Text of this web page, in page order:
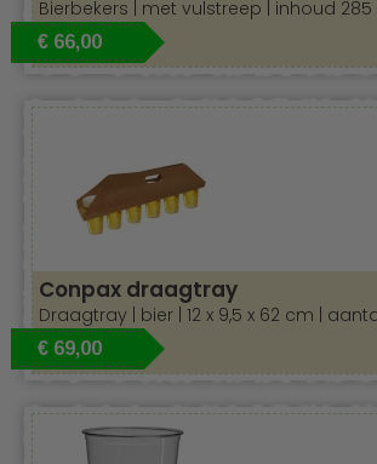
evenementen
Hygiënisch en eenvoudig weg te
Beschikbaar in verschillende formaten
Of u nu een
festivalbarrunt, deze
handige en efficiënte oplossing voor het
probleemloos serveren van drankjes.
en zorg voor een vlekkeloze
evenement!
Bierbekers | met vulstreep | inhoud 285
€ 66,00
Conpax draagtray
Draagtray | bier | 12 x 9,5 x 62 cm |
€ 69,00